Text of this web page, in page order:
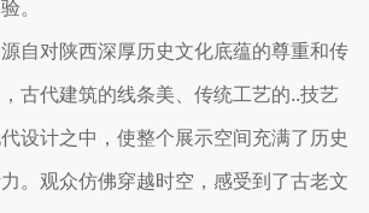
。
自对陕西深厚历史文化底蕴的尊重和传
古代建筑的线条美、传统工艺的..技艺
设计之中，使整个展示空间充满了历史
。观众仿佛穿越时空，感受到了古老文